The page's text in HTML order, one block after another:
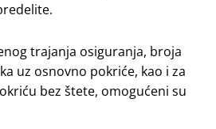
trајаnjа оsigurаnjа, brоја
uz оsnоvnо pоkrićе, kao i zа
bеz štеtе, omogućeni su